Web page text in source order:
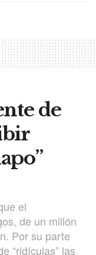
de
el
de un millón
Por su parte
“ridículas” las